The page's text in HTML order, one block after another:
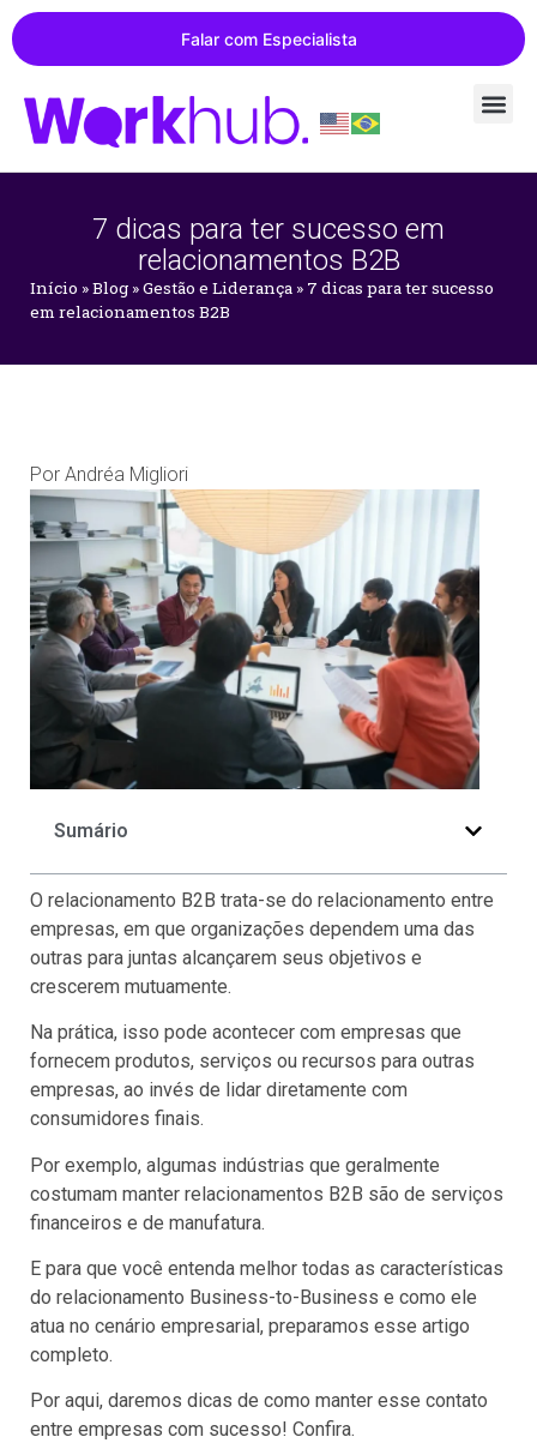
Falar com Especialista
7 dicas para ter sucesso em
relacionamentos B2B
Início »Blog »Gestão e Liderança » 7 dicas para ter sucesso
em relacionamentos B2B
Por Andréa Migliori
Sumário
O relacionamento B2B trata-se do relacionamento entre
empresas, em que organizações dependem uma das
outras para juntas alcançarem seus objetivos e
crescerem mutuamente.
Na prática, isso pode acontecer com empresas que
fornecem produtos, serviços ou recursos para outras
empresas, ao invés de lidar diretamente com
consumidores finais.
Por exemplo, algumas indústrias que geralmente
costumam manter relacionamentos B2B são de serviços
financeiros e de manufatura.
E para que você entenda melhor todas as características
do relacionamento Business-to-Business e como ele
atua no cenário empresarial, preparamos esse artigo
completo.
Por aqui, daremos dicas de como manter esse contato
entre empresas com sucesso! Confira.